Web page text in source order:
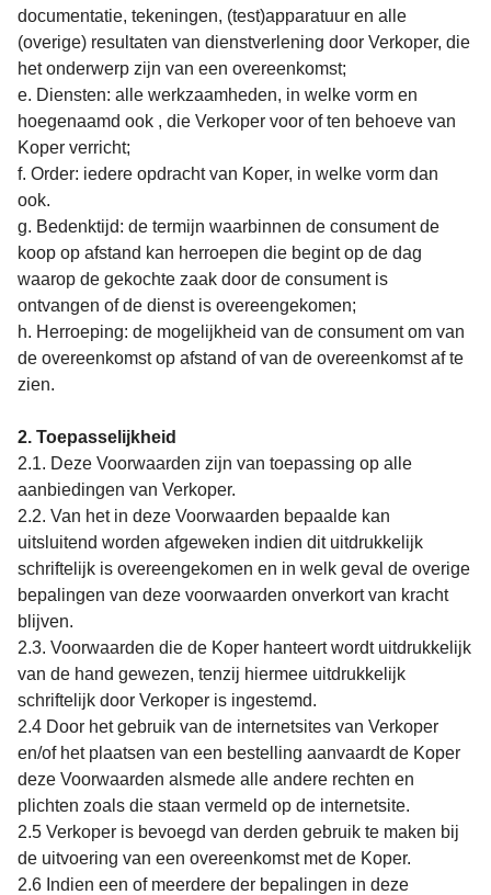
documentatie, tekeningen, (test)apparatuur en alle
(overige) resultaten van dienstverlening door Verkoper, die
het onderwerp zijn van een overeenkomst;
e. Diensten: alle werkzaamheden, in welke vorm en
hoegenaamd ook , die Verkoper voor of ten behoeve van
Koper verricht;
f. Order: iedere opdracht van Koper, in welke vorm dan
ook.
g. Bedenktijd: de termijn waarbinnen de consument de
koop op afstand kan herroepen die begint op de dag
waarop de gekochte zaak door de consument is
ontvangen of de dienst is overeengekomen;
h. Herroeping: de mogelijkheid van de consument om van
de overeenkomst op afstand of van de overeenkomst af te
zien.
2. Toepasselijkheid
2.1. Deze Voorwaarden zijn van toepassing op alle
aanbiedingen van Verkoper.
2.2. Van het in deze Voorwaarden bepaalde kan
uitsluitend worden afgeweken indien dit uitdrukkelijk
schriftelijk is overeengekomen en in welk geval de overige
bepalingen van deze voorwaarden onverkort van kracht
blijven.
2.3. Voorwaarden die de Koper hanteert wordt uitdrukkelijk
van de hand gewezen, tenzij hiermee uitdrukkelijk
schriftelijk door Verkoper is ingestemd.
2.4 Door het gebruik van de internetsites van Verkoper
en/of het plaatsen van een bestelling aanvaardt de Koper
deze Voorwaarden alsmede alle andere rechten en
plichten zoals die staan vermeld op de internetsite.
2.5 Verkoper is bevoegd van derden gebruik te maken bij
de uitvoering van een overeenkomst met de Koper.
2.6 Indien een of meerdere der bepalingen in deze